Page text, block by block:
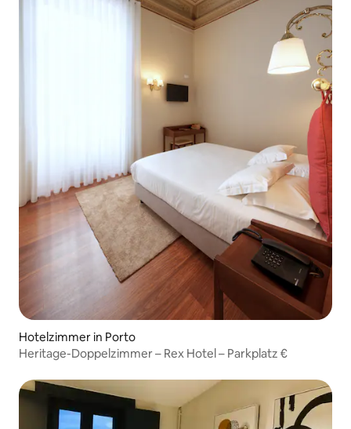
Hotelzimmer in Porto
Heritage-Doppelzimmer – Rex Hotel – Parkplatz €